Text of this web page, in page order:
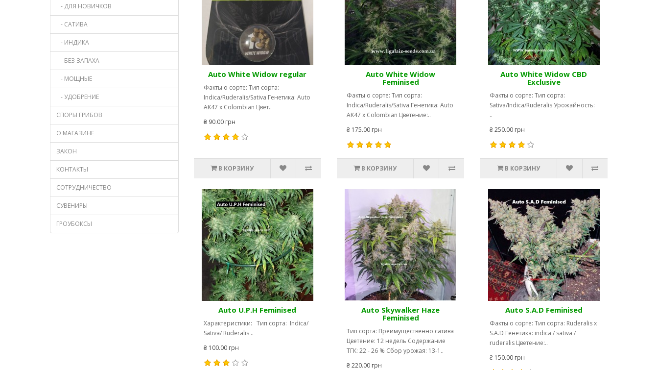
- ДЛЯ НОВИЧКОВ
- САТИВА
- ИНДИКА
- БЕЗ ЗАПАХА
- МОЩНЫЕ
- УДОБРЕНИЕ
СПОРЫ ГРИБОВ
О МАГАЗИНЕ
ЗАКОН
КОНТАКТЫ
СОТРУДНИЧЕСТВО
СУВЕНИРЫ
ГРОУБОКСЫ
Auto White Widow regular
Факты о сорте: Тип сорта:
Indica/Ruderalis/Sativa Генетика: Auto
AK47 x Colombian Цвет..
₴ 90.00 грн
В КОРЗИНУ
Auto White Widow
Feminised
Факты о сорте: Тип сорта:
Indica/Ruderalis/Sativa Генетика: Auto
AK47 x Colombian Цветение:..
₴ 175.00 грн
В КОРЗИНУ
Auto White Widow CBD
Exclusive
Факты о сорте: Тип сорта:
Sativa/Indica/Ruderalis Урожайность:
..
₴ 250.00 грн
В КОРЗИНУ
Auto U.P.H Feminised
Характеристики: Тип сорта: Indica/
Sativa/ Ruderalis ..
₴ 100.00 грн
Auto Skywalker Haze
Feminised
Тип сорта: Преимущественно сатива
Цветение: 12 недель Содержание
ТГК: 22 - 26 % Сбор урожая: 13-1..
₴ 220.00 грн
Auto S.A.D Feminised
Факты о сорте: Тип сорта: Ruderalis x
S.A.D Генетика: indica / sativa /
ruderalis Цветение:..
₴ 150.00 грн